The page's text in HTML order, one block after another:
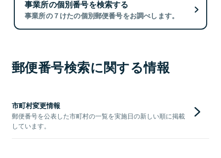
事業所の個別番号を検索する
事業所の７けたの個別郵便番号をお調べします。
郵便番号検索に関する情報
市町村変更情報
郵便番号を公表した市町村の一覧を実施日の新しい順に掲載
しています。